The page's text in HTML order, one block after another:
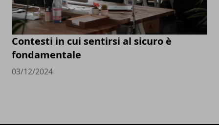
Contesti in cui sentirsi al sicuro è
fondamentale
03/12/2024